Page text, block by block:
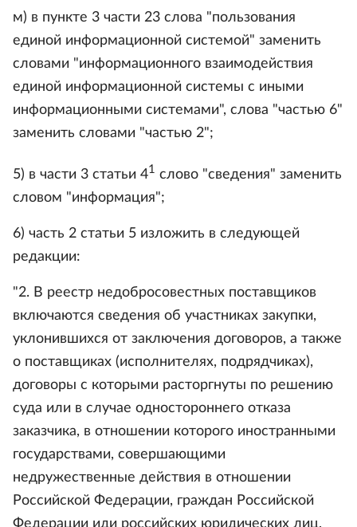
м) в пункте 3 части 23 слова "пользования
единой информационной системой" заменить
словами "информационного взаимодействия
единой информационной системы с иными
информационными системами", слова "частью 6"
заменить словами "частью 2";
5) в части 3 статьи 41 слово "сведения" заменить
словом "информация";
6) часть 2 статьи 5 изложить в следующей
редакции:
"2. В реестр недобросовестных поставщиков
включаются сведения об участниках закупки,
уклонившихся от заключения договоров, а также
о поставщиках (исполнителях, подрядчиках),
договоры с которыми расторгнуты по решению
суда или в случае одностороннего отказа
заказчика, в отношении которого иностранными
государствами, совершающими
недружественные действия в отношении
Российской Федерации, граждан Российской
Федерации иди российских юридических лиц,